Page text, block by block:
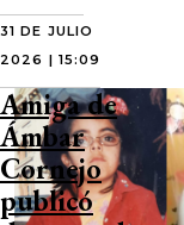
31 DE JULIO
2026 | 15:09
Amiga de
Ámbar
Cornejo
publicó